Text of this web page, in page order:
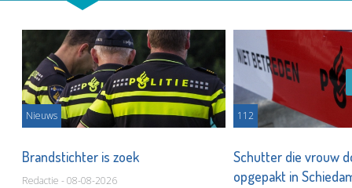
Nieuws
Brandstichter is zoek
Redactie - 08-08-2026
112
Schutter die vrouw
opgepakt in